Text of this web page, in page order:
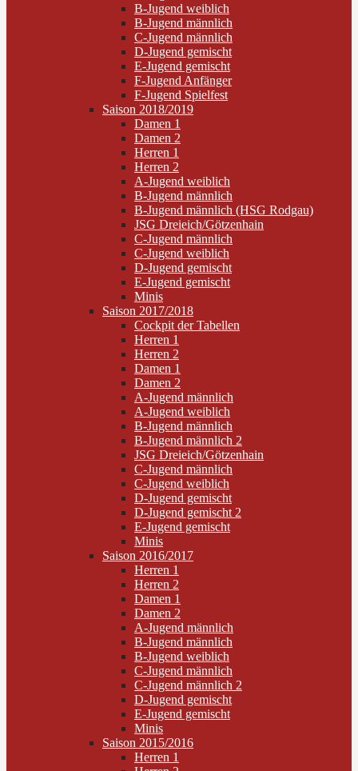
B-Jugend weiblich
B-Jugend männlich
C-Jugend männlich
D-Jugend gemischt
E-Jugend gemischt
F-Jugend Anfänger
F-Jugend Spielfest
Saison 2018/2019
Damen 1
Damen 2
Herren 1
Herren 2
A-Jugend weiblich
B-Jugend männlich
B-Jugend männlich (HSG Rodgau)
JSG Dreieich/Götzenhain
C-Jugend männlich
C-Jugend weiblich
D-Jugend gemischt
E-Jugend gemischt
Minis
Saison 2017/2018
Cockpit der Tabellen
Herren 1
Herren 2
Damen 1
Damen 2
A-Jugend männlich
A-Jugend weiblich
B-Jugend männlich
B-Jugend männlich 2
JSG Dreieich/Götzenhain
C-Jugend männlich
C-Jugend weiblich
D-Jugend gemischt
D-Jugend gemischt 2
E-Jugend gemischt
Minis
Saison 2016/2017
Herren 1
Herren 2
Damen 1
Damen 2
A-Jugend männlich
B-Jugend männlich
B-Jugend weiblich
C-Jugend männlich
C-Jugend männlich 2
D-Jugend gemischt
E-Jugend gemischt
Minis
Saison 2015/2016
Herren 1